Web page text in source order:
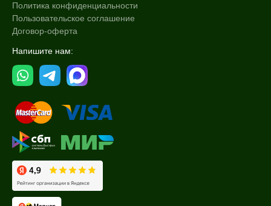
Политика конфиденциальности
Пользовательское соглашение
Договор-оферта
Напишите нам: